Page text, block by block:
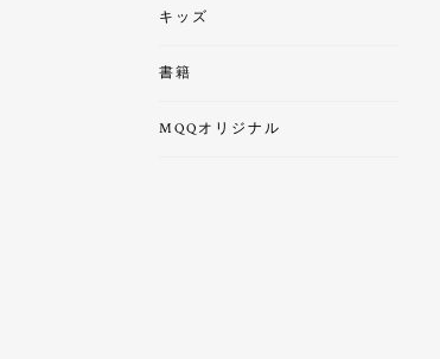
キッズ
書籍
MQQオリジナル